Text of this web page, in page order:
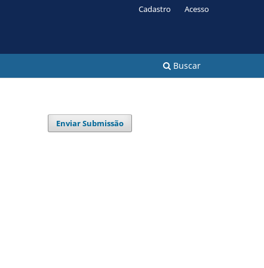
Buscar
Cadastro Acesso
Enviar Submissão